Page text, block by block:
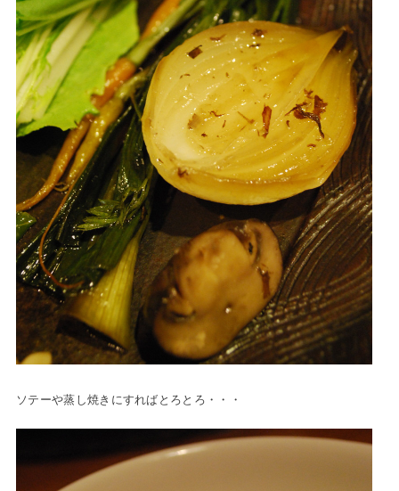
ソテーや蒸し焼きにすればとろとろ・・・